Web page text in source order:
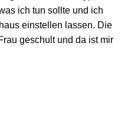
ich tun sollte und ich
einstellen lassen. Die
geschult und da ist mir